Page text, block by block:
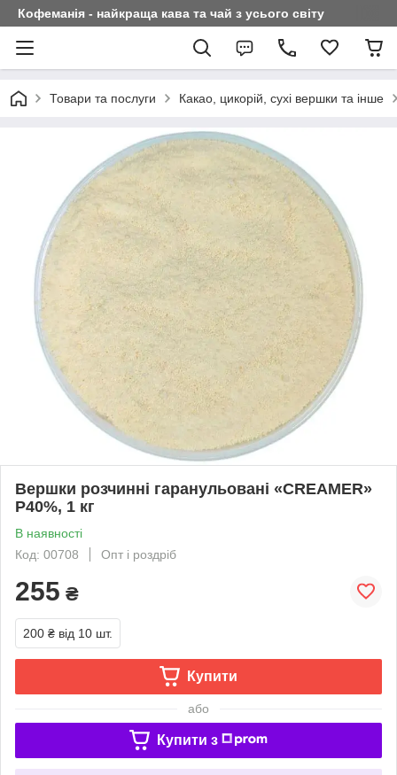
Кофеманія - найкраща кава та чай з усього світу
Товари та послуги Какао, цикорій, сухі вершки та інше
Вершки розчинні гаранульовані «CREAMER»
P40%, 1 кг
В наявності
Код: 00708
Опт і роздріб
255 ₴
200 ₴ від 10 шт.
Купити
або
Купити з